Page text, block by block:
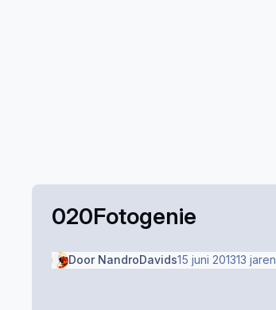
020Fotogenie
Door NandroDavids15 juni 201313 jaren